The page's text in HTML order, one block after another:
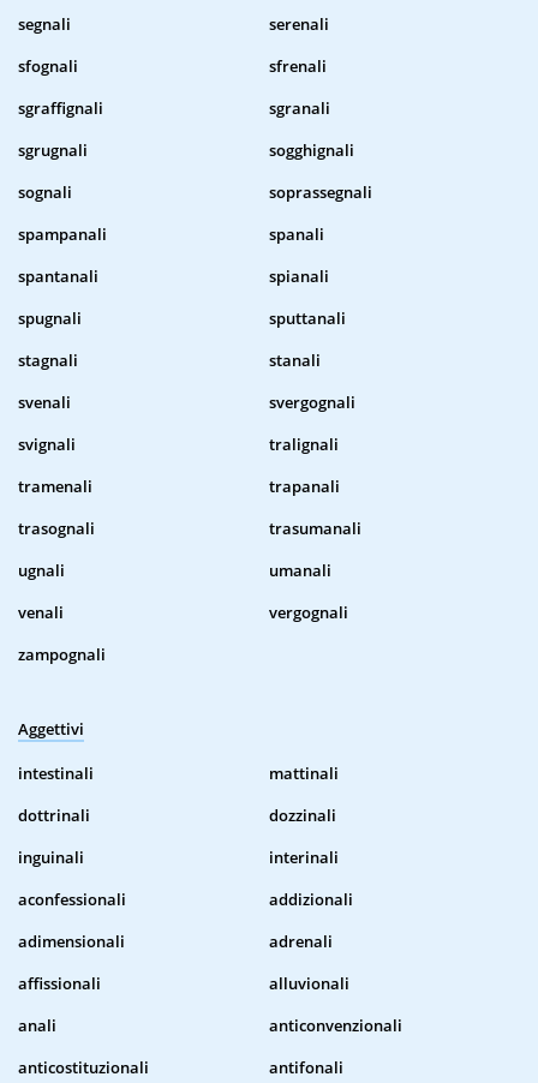
segnali
serenali
sfognali
sfrenali
sgraffignali
sgranali
sgrugnali
sogghignali
sognali
soprassegnali
spampanali
spanali
spantanali
spianali
spugnali
sputtanali
stagnali
stanali
svenali
svergognali
svignali
tralignali
tramenali
trapanali
trasognali
trasumanali
ugnali
umanali
venali
vergognali
zampognali
Aggettivi
intestinali
mattinali
dottrinali
dozzinali
inguinali
interinali
aconfessionali
addizionali
adimensionali
adrenali
affissionali
alluvionali
anali
anticonvenzionali
anticostituzionali
antifonali